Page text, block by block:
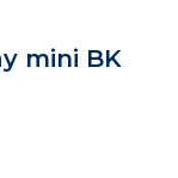
mini BK